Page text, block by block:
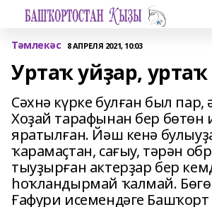
Тәмлекәс 8 АПРЕЛЯ 2021, 10:03
Уртаҡ уйҙар,
Сәхнә күрке булған был пар,
Хоҙай тарафынан бер бөтөн
яратылған. Йәш кенә
ҡарамаҫтан, сағыу, тәрән
тыуҙырған актерҙар бер
һоҡландырмай ҡалмай.
Ғафури исемендәге Башҡорт